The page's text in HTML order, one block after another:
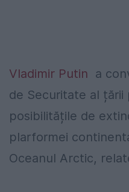
Vladimir Putin a
de Securitate al țării
posibilitățile de
plarformei
Oceanul Arctic,